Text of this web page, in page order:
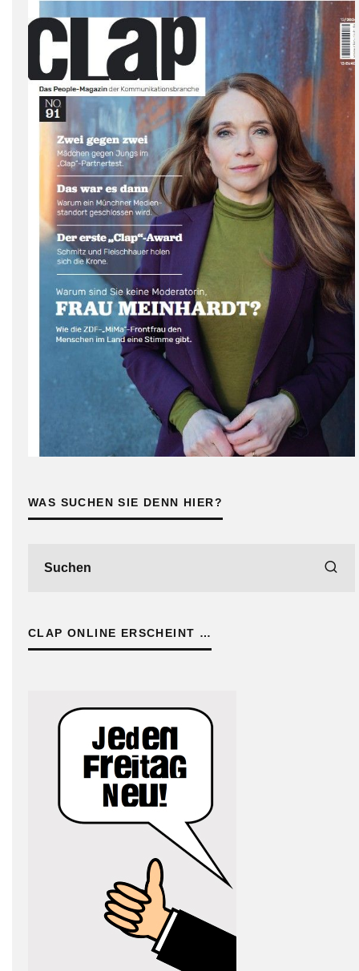
WAS SUCHEN SIE DENN HIER?
CLAP ONLINE ERSCHEINT …